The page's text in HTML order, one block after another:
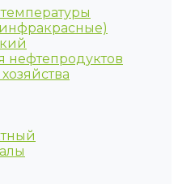
нефтепродуктов